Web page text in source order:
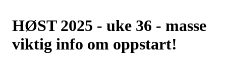
HØST 2025 - uke 36 - masse
viktig info om oppstart!